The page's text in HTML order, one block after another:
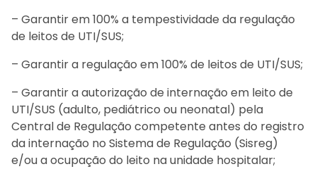
– Garantir em 100% a tempestividade da regulação
de leitos de UTI/SUS;
– Garantir a regulação em 100% de leitos de UTI/SUS;
– Garantir a autorização de internação em leito de
UTI/SUS (adulto, pediátrico ou neonatal) pela
Central de Regulação competente antes do registro
da internação no Sistema de Regulação (Sisreg)
e/ou a ocupação do leito na unidade hospitalar;